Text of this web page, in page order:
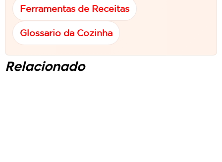
Ferramentas de Receitas
Glossario da Cozinha
Relacionado